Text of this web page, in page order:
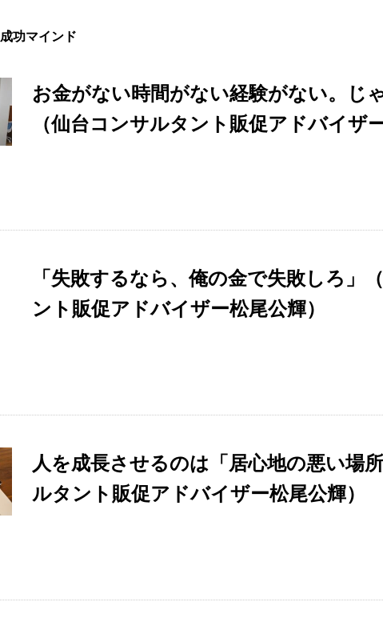
成功マインド
お金がない時間がない経験がない。じ
（仙台コンサルタント販促アドバイザ
「失敗するなら、俺の金で失敗しろ」
ント販促アドバイザー松尾公輝）
人を成長させるのは「居心地の悪い場
ルタント販促アドバイザー松尾公輝）